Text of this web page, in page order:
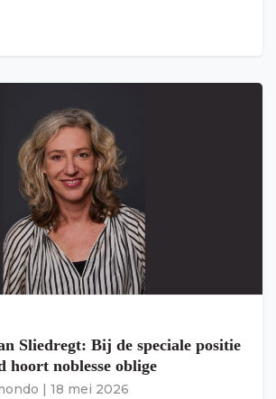
Sliedregt: Bij de speciale positie
hoort noblesse oblige
18 mei 2026